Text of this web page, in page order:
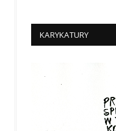
KARYKATURY